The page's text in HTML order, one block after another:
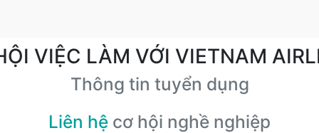
VIỆC LÀM VỚI VIETNAM
Thông tin tuyển dụng
Liên hệ cơ hội nghề nghiệp